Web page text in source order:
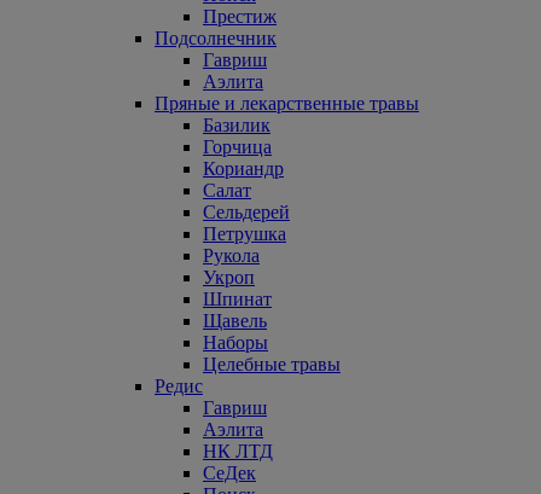
Престиж
Подсолнечник
Гавриш
Аэлита
Пряные и лекарственные травы
Базилик
Горчица
Кориандр
Салат
Сельдерей
Петрушка
Рукола
Укроп
Шпинат
Щавель
Наборы
Целебные травы
Редис
Гавриш
Аэлита
НК ЛТД
СеДек